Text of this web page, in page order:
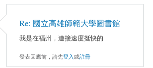
Re: 國立高雄師範大學圖書館
我是在福州，連接速度挺快的
發表回應前，請先登入或註冊